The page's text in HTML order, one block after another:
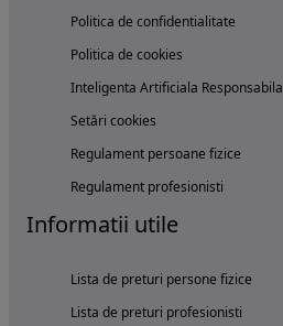
Politica de confidentialitate
Politica de cookies
Inteligenta Artificiala Responsabila
Setări cookies
Regulament persoane fizice
Regulament profesionisti
Informatii utile
Lista de preturi persone fizice
Lista de preturi profesionisti